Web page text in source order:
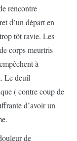
rencontre
d’un départ en
tôt ravie. Les
corps meurtris
à
Le deuil
( contre coup de
d’avoir un
de